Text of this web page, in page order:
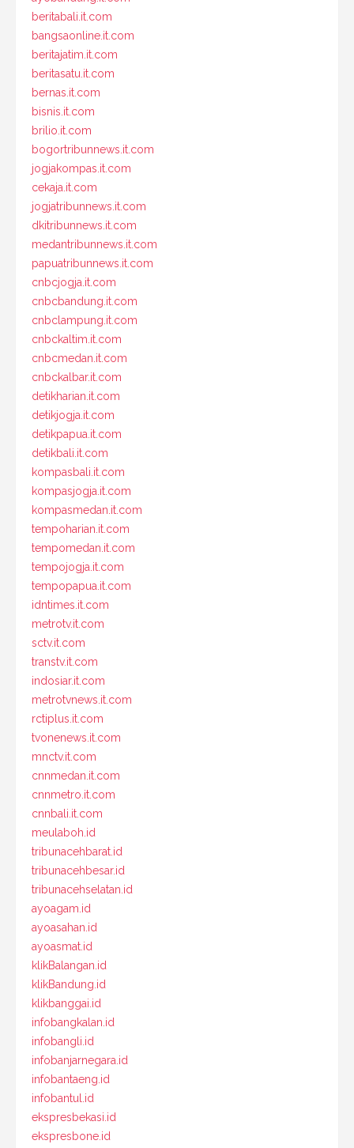
beritabali.it.com
bangsaonline.it.com
beritajatim.it.com
beritasatu.it.com
bernas.it.com
bisnis.it.com
brilio.it.com
bogortribunnews.it.com
jogjakompas.it.com
cekaja.it.com
jogjatribunnews.it.com
dkitribunnews.it.com
medantribunnews.it.com
papuatribunnews.it.com
cnbcjogja.it.com
cnbcbandung.it.com
cnbclampung.it.com
cnbckaltim.it.com
cnbcmedan.it.com
cnbckalbar.it.com
detikharian.it.com
detikjogja.it.com
detikpapua.it.com
detikbali.it.com
kompasbali.it.com
kompasjogja.it.com
kompasmedan.it.com
tempoharian.it.com
tempomedan.it.com
tempojogja.it.com
tempopapua.it.com
idntimes.it.com
metrotv.it.com
sctv.it.com
transtv.it.com
indosiar.it.com
metrotvnews.it.com
rctiplus.it.com
tvonenews.it.com
mnctv.it.com
cnnmedan.it.com
cnnmetro.it.com
cnnbali.it.com
meulaboh.id
tribunacehbarat.id
tribunacehbesar.id
tribunacehselatan.id
ayoagam.id
ayoasahan.id
ayoasmat.id
klikBalangan.id
klikBandung.id
klikbanggai.id
infobangkalan.id
infobangli.id
infobanjarnegara.id
infobantaeng.id
infobantul.id
ekspresbekasi.id
ekspresbone.id